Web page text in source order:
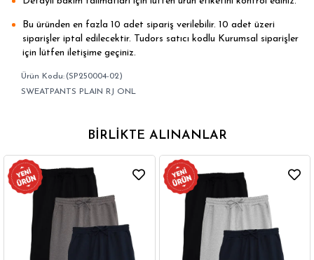
Bu üründen en fazla 10 adet sipariş verilebilir. 10 adet üzeri
siparişler iptal edilecektir. Tudors satıcı kodlu Kurumsal siparişler
için lütfen iletişime geçiniz.
(SP250004-02)
SWEATPANTS PLAIN RJ ONL
BIRLIKTE ALINANLAR